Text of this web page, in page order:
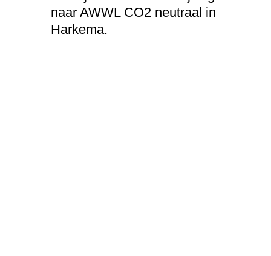
naar AWWL CO2 neutraal in
Harkema.